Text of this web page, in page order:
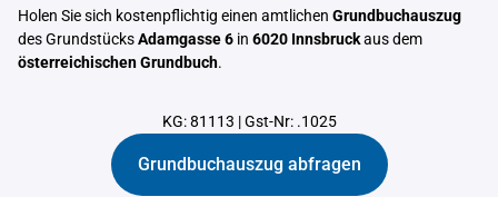
Holen Sie sich kostenpflichtig einen amtlichen Grundbuchauszug
des GrundstücksAdamgasse 6 in 6020 Innsbruckaus dem
österreichischen Grundbuch.
KG: 81113 |Gst-Nr: .1025
Grundbuchauszug abfragen